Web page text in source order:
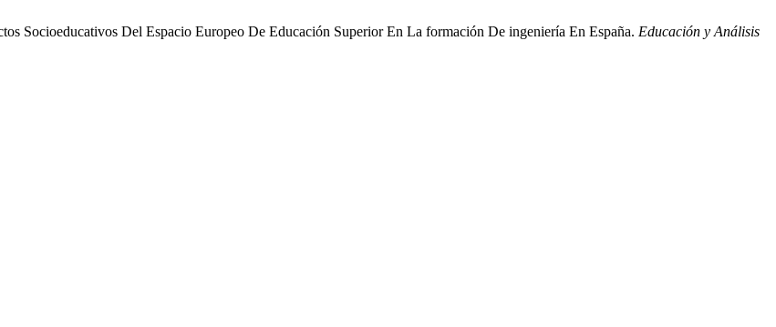
Socioeducativos Del Espacio Europeo De Educación Superior En La formación De ingeniería En España. Educación y Análisis